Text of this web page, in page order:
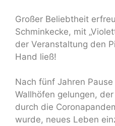
Großer Beliebtheit
Schminkecke, mit
der Veranstaltung den
Hand ließ!
Nach fünf Jahren
Wallhöfen gelungen,
durch die
wurde, neues Leben